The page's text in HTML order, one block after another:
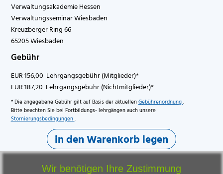
Verwaltungsakademie Hessen
Verwaltungsseminar Wiesbaden
Kreuzberger Ring 66
65205 Wiesbaden
Gebühr
EUR 156,00 Lehrgangsgebühr (Mitglieder)*
EUR 187,20 Lehrgangsgebühr (Nichtmitglieder)*
* Die angegebene Gebühr gilt auf Basis der aktuellenGebührenordnung.
Bitte beachten Sie bei Fortbildungs- lehrgängen auch unsere
Stornierungsbedingungen.
in den Warenkorb legen
Wir benötigen Ihre Zustimmung